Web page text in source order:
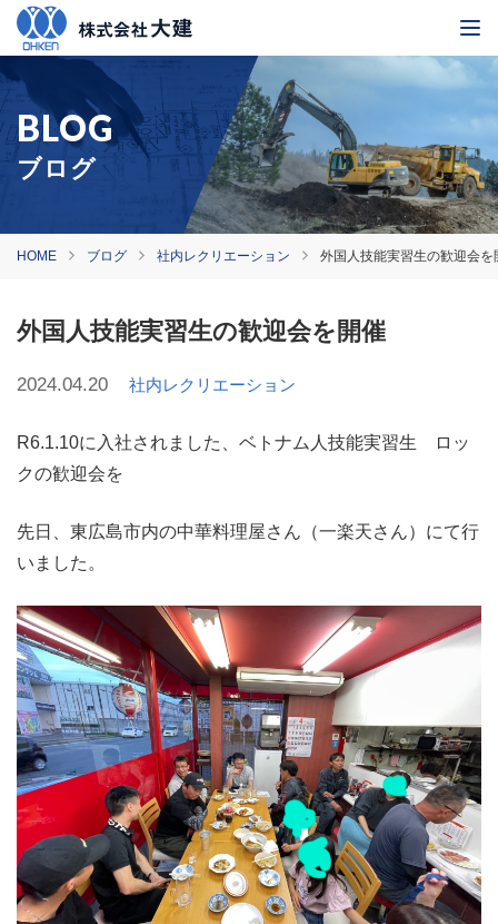
ブログ
HOME ブログ 社内レクリエーション 外国人技能実習生の歓迎会を
外国人技能実習生の歓迎会を開催
2024.04.20 社内レクリエーション
R6.1.10に入社されました、ベトナム人技能実習生 ロッ
クの歓迎会を
先日、東広島市内の中華料理屋さん（一楽天さん）にて行
いました。